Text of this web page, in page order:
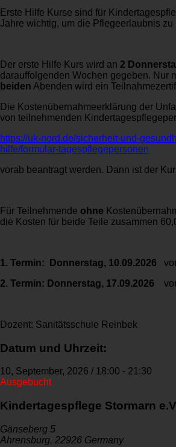
Erste Hilfe Kurse sind für
Jahre wichtig, um die Pflegeerlaubnis zu
Der erste Hilfe Kurs wird an 2
darauffolgenden Wochen gegeben. Nur
beiden Abenden wird ein
Die Kostenübernahmeerklärung der
von teilnehmenden
https://uk-nord.de/sicherheit-und-
hilfe/formular-tagespflegepersonen
vorab beantragt werden. Dann ist der
Für Teilnehmende ohne
die Kosten für beide Teile zusammen
1. Termin: Donnerstag, 10.09.2026
2. Termin: Donnerstag, 17.09.2026
Dozent: Sanitätsschule Reinbek
Datum und Uhrzeit:
10, September, 2026 / 18:00 - 21:30
Ausgebucht
Kindertagespflege Stormarn
Gänseberg 5
Ahrensburg, 22926 Germany